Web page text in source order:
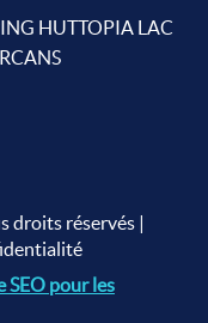
HUTTOPIA LAC
droits réservés |
SEO pour les